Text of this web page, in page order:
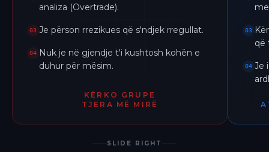
analiza (Overtrade).
03 Je përson rrezikues që s'ndjek rregullat.
04 Nuk je në gjendje t'i kushtosh kohën e
duhur për mësim.
KËRKO GRUPE
TJERA MË MIRË
03
që
04 Je
SLIDE RIGHT